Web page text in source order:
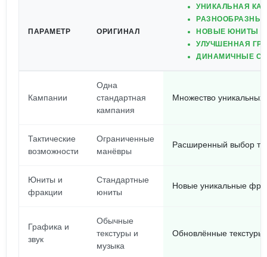
ПАРАМЕТР ОРИГИНАЛ
УНИКАЛЬНАЯ
НОВЫЕ ЮНИТЫ И
УЛУЧШЕННАЯ
ДИНАМИЧНЫЕ
Кампании
Одна
стандартная
кампания
Множество уникальных
Тактические
возможности
Ограниченные
манёвры
Расширенный выбор
Юниты и
фракции
Стандартные
юниты
Новые уникальные
Графика и
звук
Обычные
текстуры и
музыка
Обновлённые